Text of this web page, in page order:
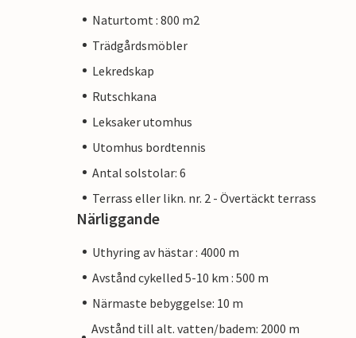
Naturtomt : 800 m2
Trädgårdsmöbler
Lekredskap
Rutschkana
Leksaker utomhus
Utomhus bordtennis
Antal solstolar: 6
Terrass eller likn. nr. 2 - Övertäckt terrass
Närliggande
Uthyring av hästar : 4000 m
Avstånd cykelled 5-10 km : 500 m
Närmaste bebyggelse: 10 m
Avstånd till alt. vatten/badem: 2000 m